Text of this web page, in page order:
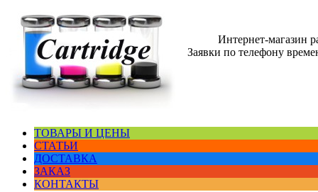
Интернет-магазин
Заявки по телефону
ТОВАРЫ И ЦЕНЫ
СТАТЬИ
ДОСТАВКА
ЗАКАЗ
КОНТАКТЫ